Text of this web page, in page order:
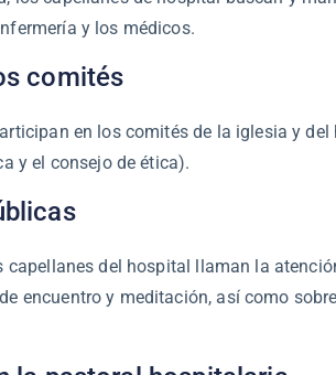
y los médicos.
comités
en los comités de la iglesia y del
y el consejo de ética).
capellanes del hospital llaman la
encuentro y meditación, así como